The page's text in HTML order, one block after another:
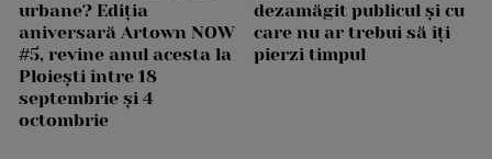
urbane? Ediția
aniversară Artown NOW
#5, revine anul acesta la
Ploiești între 18
septembrie și 4
octombrie
dezamăgit publicul și cu
care nu ar trebui să îți
pierzi timpul